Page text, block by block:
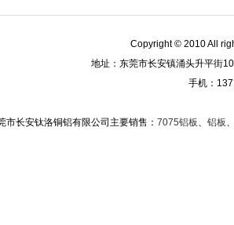
Copyright © 2010 All
地址：东莞市长安镇涌头升平街
手机：
市长安钛洛铜铝有限公司主要销售： 7075铝板、 铝板